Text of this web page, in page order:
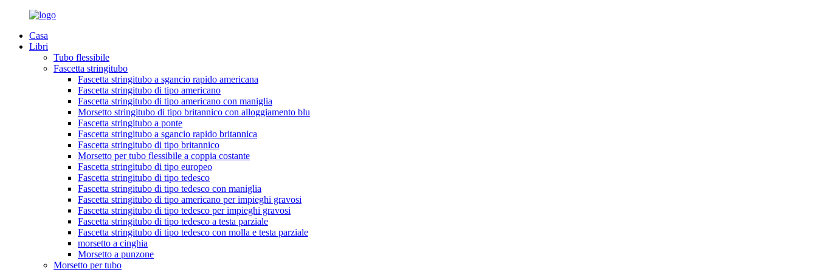
Casa
Libri
Tubo flessibile
Fascetta stringitubo
Fascetta stringitubo a sgancio rapido americana
Fascetta stringitubo di tipo americano
Fascetta stringitubo di tipo americano con maniglia
Morsetto stringitubo di tipo britannico con alloggiamento blu
Fascetta stringitubo a ponte
Fascetta stringitubo a sgancio rapido britannica
Fascetta stringitubo di tipo britannico
Morsetto per tubo flessibile a coppia costante
Fascetta stringitubo di tipo europeo
Fascetta stringitubo di tipo tedesco
Fascetta stringitubo di tipo tedesco con maniglia
Fascetta stringitubo di tipo americano per impieghi gravosi
Fascetta stringitubo di tipo tedesco per impieghi gravosi
Fascetta stringitubo di tipo tedesco a testa parziale
Fascetta stringitubo di tipo tedesco con molla e testa parziale
morsetto a cinghia
Morsetto a punzone
Morsetto per tubo